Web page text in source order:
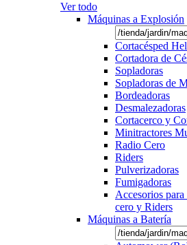
Ver todo
Máquinas a Explosión
Cortacésped
Cortadora de
Sopladoras
Sopladoras de
Bordeadoras
Desmalezadoras
Cortacerco y
Minitractores
Radio Cero
Riders
Pulverizadoras
Fumigadoras
Accesorios
cero y Riders
Máquinas a Batería